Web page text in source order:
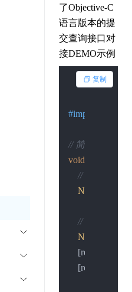
了Objective-C
语言版本的提
交查询接口对
接DEMO示例
#import
// 简单的HTTP
void
// 创建URL
NSURL
// 创建请求
[request
[request
复制